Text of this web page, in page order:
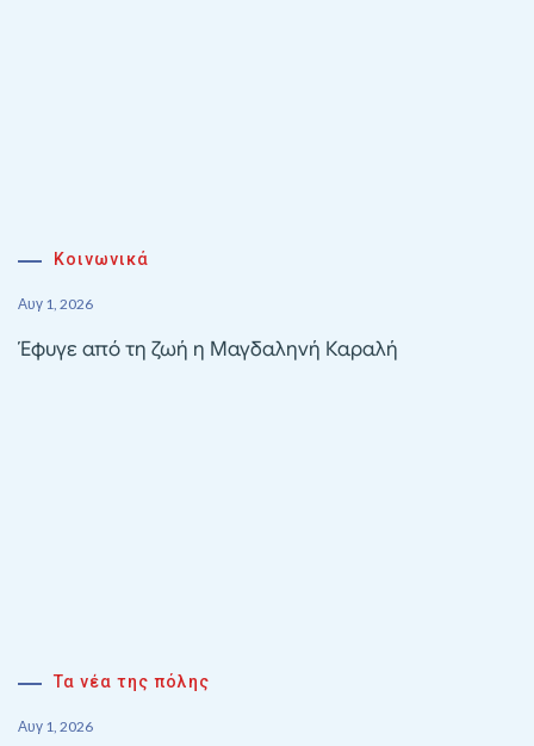
Κοινωνικά
Αυγ 1, 2026
Έφυγε από τη ζωή η Μαγδαληνή Καραλή
Τα νέα της πόλης
Αυγ 1, 2026